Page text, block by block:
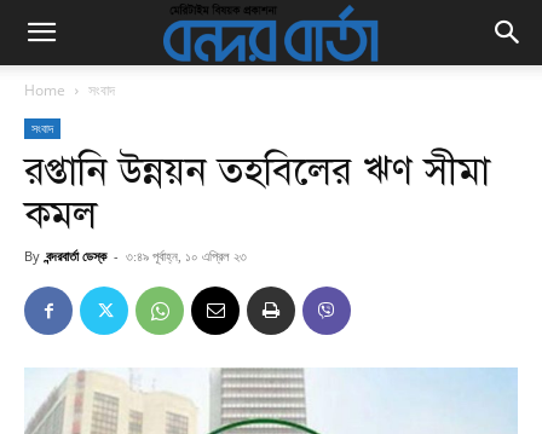
Home সংবাদ
সংবাদ
রপ্তানি উন্নয়ন তহবিলের ঋণ সীমা
কমল
By বন্দরবার্তা ডেস্ক - ৩:৪৯ পূর্বাহ্ন, ১০ এপ্রিল ২৩